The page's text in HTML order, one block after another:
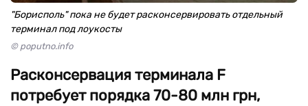
"Борисполь" пока не будет расконсервировать отдельный
терминал под лоукосты
© poputno.info
Расконсервация терминала F
потребует порядка 70-80 млн грн,